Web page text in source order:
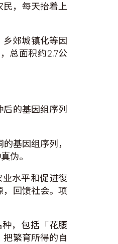
民，每天抬着上
郊城镇化等因
总面积约2.7公
的基因组序列
基因组序列，
伪。
水平和促进復
，回馈社会。项
，包括「花腰
繁育所得的自